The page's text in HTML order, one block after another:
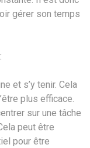
gérer son temps
et s’y tenir. Cela
plus efficace.
sur une tâche
peut être
pour être